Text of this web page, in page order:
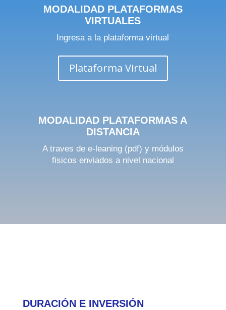
MODALIDAD PLATAFORMAS
VIRTUALES
Ingresa a la plataforma virtual
Plataforma Virtual
MODALIDAD PLATAFORMAS A
DISTANCIA
A traves de e-leaning (pdf) y módulos
fisicos enviados a nivel nacional
DURACIÓN E INVERSIÓN